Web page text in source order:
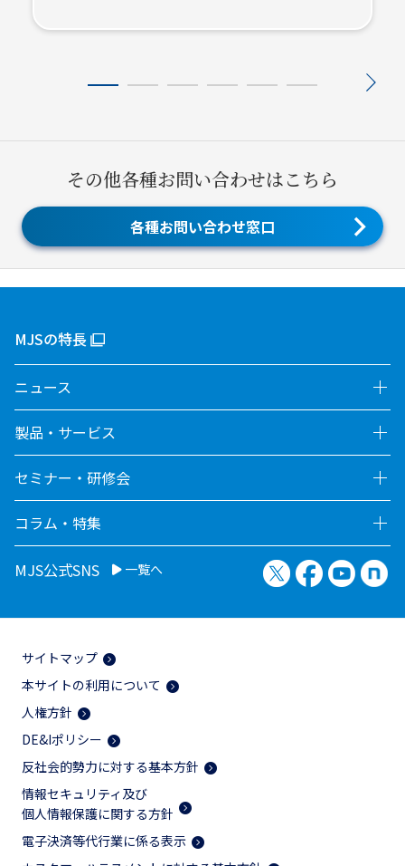
その他各種お問い合わせはこちら
各種お問い合わせ窓口
MJSの特長
ニュース
製品・サービス
セミナー・研修会
コラム・特集
MJS公式SNS 一覧へ X（旧Twitter）
Facebook
サイトマップ
本サイトの利用について
人権方針
DE&Iポリシー
反社会的勢力に対する基本方針
情報セキュリティ及び
個人情報保護に関する方針
電子決済等代行業に係る表示